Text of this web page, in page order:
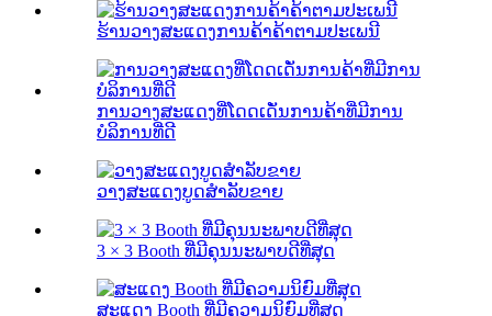
ຮ້ານວາງສະແດງການຄ້າຄ້າຕາມປະເພນີ
ການວາງສະແດງທີ່ໂດດເດັ່ນການຄ້າທີ່ມີການ
ບໍລິການທີ່ດີ
ວາງສະແດງບູດສໍາລັບຂາຍ
3 × 3 Booth ທີ່ມີຄຸນນະພາບດີທີ່ສຸດ
ສະແດງ Booth ທີ່ມີຄວາມນິຍົມທີ່ສຸດ